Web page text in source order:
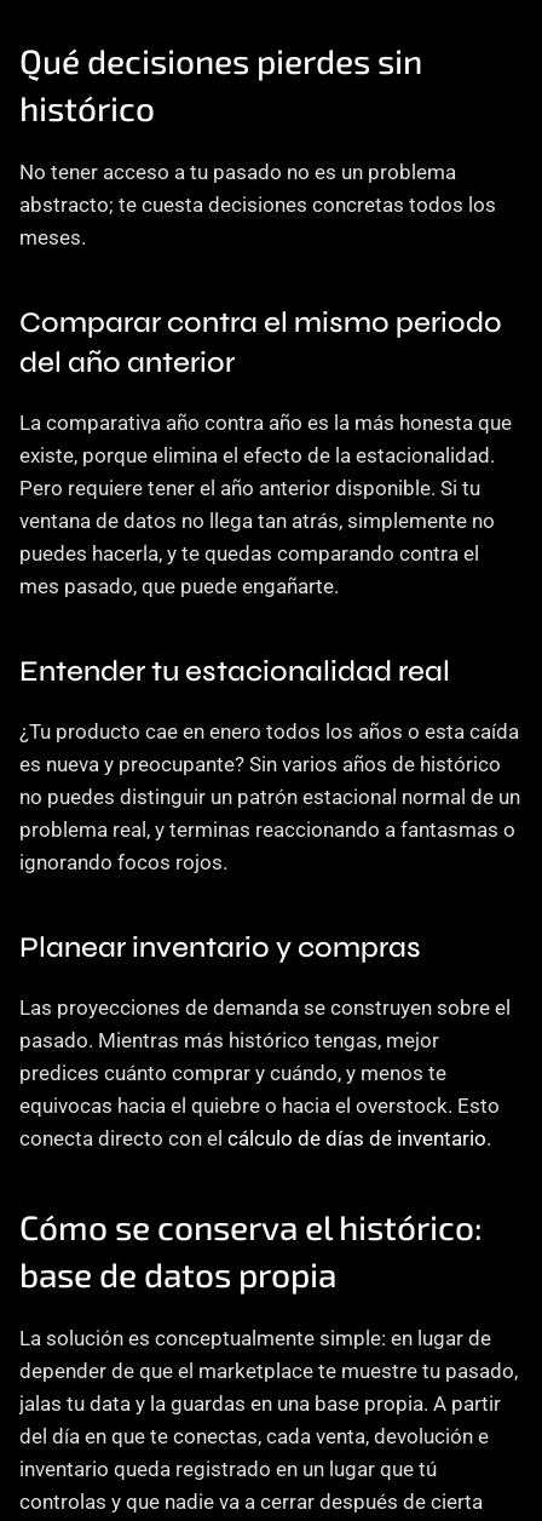
Qué decisiones pierdes sin
histórico
No tener acceso a tu pasado no es un problema
abstracto; te cuesta decisiones concretas todos los
meses.
Comparar contra el mismo periodo
del año anterior
La comparativa año contra año es la más honesta que
existe, porque elimina el efecto de la estacionalidad.
Pero requiere tener el año anterior disponible. Si tu
ventana de datos no llega tan atrás, simplemente no
puedes hacerla, y te quedas comparando contra el
mes pasado, que puede engañarte.
Entender tu estacionalidad real
¿Tu producto cae en enero todos los años o esta caída
es nueva y preocupante? Sin varios años de histórico
no puedes distinguir un patrón estacional normal de un
problema real, y terminas reaccionando a fantasmas o
ignorando focos rojos.
Planear inventario y compras
Las proyecciones de demanda se construyen sobre el
pasado. Mientras más histórico tengas, mejor
predices cuánto comprar y cuándo, y menos te
equivocas hacia el quiebre o hacia el overstock. Esto
conecta directo con el cálculo de días de inventario.
Cómo se conserva el histórico:
base de datos propia
La solución es conceptualmente simple: en lugar de
depender de que el marketplace te muestre tu pasado,
jalas tu data y la guardas en una base propia. A partir
del día en que te conectas, cada venta, devolución e
inventario queda registrado en un lugar que tú
controlas y que nadie va a cerrar después de cierta